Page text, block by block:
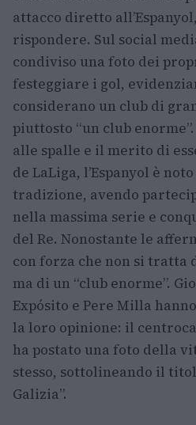
attacco diretto
rispondere. Sul social
condiviso una foto dei
festeggiare i gol,
considerano un club di
piuttosto “un club
alle spalle e il merito di
de LaLiga, l’Espanyol è
tradizione, avendo
nella massima serie e
del Re. Nonostante le
con forza che non si tratta
ma di un “club enorme”.
Expósito e Pere Milla
la loro opinione: il
ha postato una foto della
stesso, sottolineando il
Galizia”.